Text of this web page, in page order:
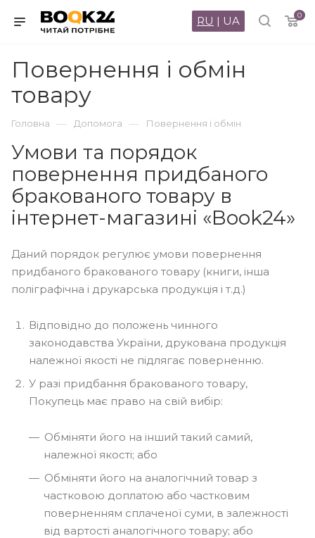
0
RU | UA
Повернення і обмін
товару
Головна — Допомога — Повернення і обмін
Умови та порядок
повернення придбаного
бракованого товару в
інтернет-магазині «Book24»
Даний порядок регулює умови повернення
придбаного бракованого товару (книги, інша
поліграфічна і друкарська продукція і т.д.)
Відповідно до положень чинного
законодавства України, друкована продукція
належної якості не підлягає поверненню.
У разі придбання бракованого товару,
Покупець має право на свій вибір:
Обміняти його на інший такий самий,
належної якості; або
Обміняти його на аналогічний товар з
частковою доплатою або частковим
поверненням сплаченої суми, в залежності
від вартості аналогічного товару; або